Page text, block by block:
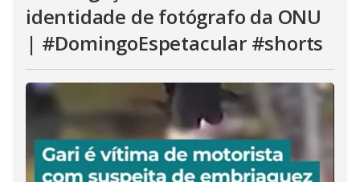
identidade de fotógrafo da ONU
| #DomingoEspetacular #shorts